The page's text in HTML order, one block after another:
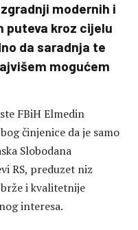
modernih i
puteva kroz cijelu
da saradnja te
mogućem
FBiH Elmedin
činjenice da je samo
Slobodana
RS, preduzet niz
i kvalitetnije
interesa.